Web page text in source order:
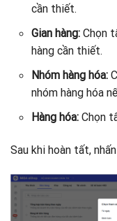
cần thiết.
Gian hàng: Chọn
hàng cần thiết.
Nhóm hàng hóa:
nhóm hàng hóa
Hàng hóa: Chọn
Sau khi hoàn tất, nhấn